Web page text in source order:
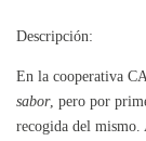
Descripción:
En la cooperativa
sabor, pero por
recogida del mismo.